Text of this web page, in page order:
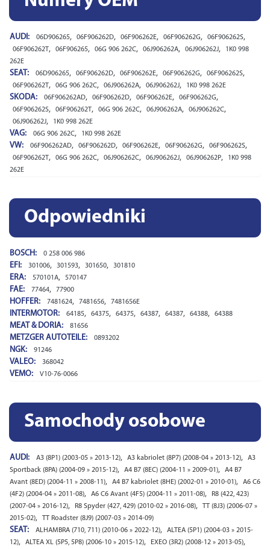
AUDI: 06D906265, 06F906262D, 06F906262E, 06F906262G, 06F906262S,
06F906262T, 06F906265, 06G 906 262C, 06J906262A, 06J906262J,
1K0 998
262E
SEAT: 06D906265, 06F906262D, 06F906262E, 06F906262G, 06F906262S,
06F906262T, 06G 906 262C, 06J906262A, 06J906262J, 1K0 998 262E
SKODA: 06F906262AD, 06F906262D, 06F906262E, 06F906262G,
06F906262S, 06F906262T, 06G 906 262C, 06J906262A, 06J906262C,
06J906262J, 1K0 998 262E
VAG: 06G 906 262C, 1K0 998 262E
VW: 06F906262AD, 06F906262D, 06F906262E, 06F906262G, 06F906262S,
06F906262T, 06G 906 262C, 06J906262C, 06J906262J, 06J906262P,
1K0 998
262E
Odpowiedniki
BOSCH: 0 258 006 986
EFI: 301006, 301593, 301650, 301810
ERA: 570101A, 570147
FAE: 77464, 77900
HOFFER: 7481624, 7481656, 7481656E
INTERMOTOR: 64185, 64375, 64375, 64387, 64387, 64388, 64388
MEAT & DORIA: 81656
METZGER AUTOTEILE: 0893202
NGK: 91246
VALEO: 368042
VEMO: V10-76-0066
Samochody osobowe
AUDI: A3 (8P1) (2003-05 » 2013-12), A3 kabriolet (8P7) (2008-04 » 2013-12),
A3
Sportback (8PA) (2004-09 » 2015-12), A4 B7 (8EC) (2004-11 » 2009-01),
A4 B7
Avant (8ED) (2004-11 » 2008-11), A4 B7 kabriolet (8HE) (2002-01 » 2010-01),
A6 C6
(4F2) (2004-04 » 2011-08), A6 C6 Avant (4F5) (2004-11 » 2011-08),
R8 (422, 423)
(2007-04 » 2016-12), R8 Spyder (427, 429) (2010-02 » 2016-08),
TT (8J3) (2006-07 »
2015-02), TT Roadster (8J9) (2007-03 » 2014-09)
SEAT: ALHAMBRA (710, 711) (2010-06 » 2022-12),
ALTEA (5P1) (2004-03 » 2015-
12), ALTEA XL (5P5, 5P8) (2006-10 » 2015-12), EXEO (3R2) (2008-12 » 2013-05),